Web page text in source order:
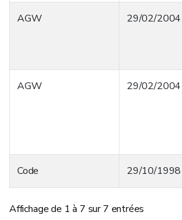
AGW 29/02/2004
AGW 29/02/2004
Code 29/10/1998
Affichage de 1 à 7 sur 7 entrées